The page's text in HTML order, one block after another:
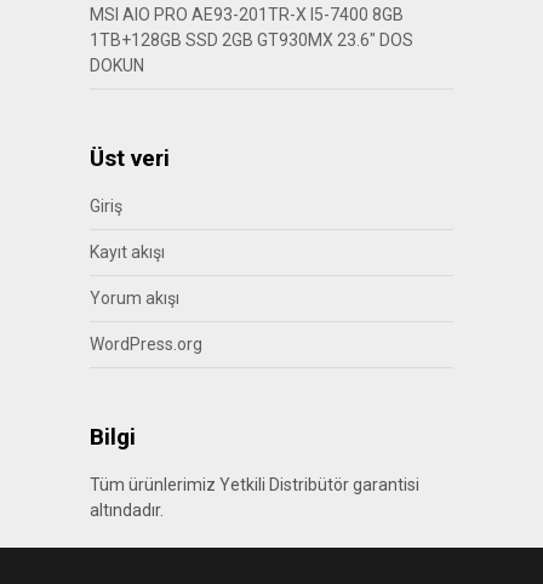
MSI AIO PRO AE93-201TR-X I5-7400 8GB
1TB+128GB SSD 2GB GT930MX 23.6″ DOS
DOKUN
Üst veri
Giriş
Kayıt akışı
Yorum akışı
WordPress.org
Bilgi
Tüm ürünlerimiz Yetkili Distribütör garantisi
altındadır.